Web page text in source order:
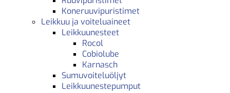
Koneruuvipuristimet
Leikkuu ja voiteluaineet
Leikkuunesteet
Rocol
Cobiolube
Karnasch
Sumuvoiteluöljyt
Leikkuunestepumput